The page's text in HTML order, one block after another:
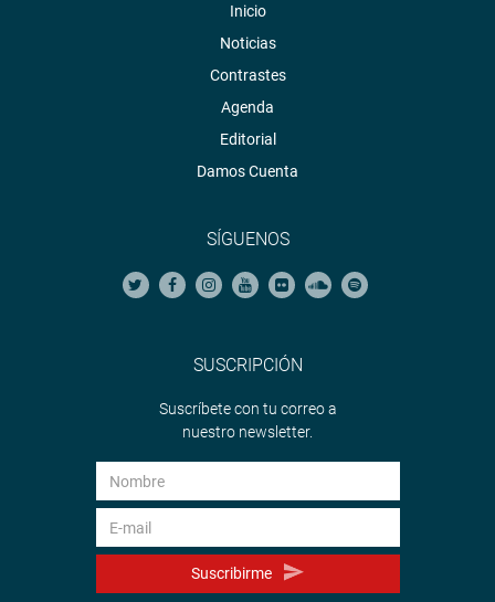
Inicio
Noticias
Contrastes
Agenda
Editorial
Damos Cuenta
SÍGUENOS
SUSCRIPCIÓN
Suscríbete con tu correo a
nuestro newsletter.
Suscribirme